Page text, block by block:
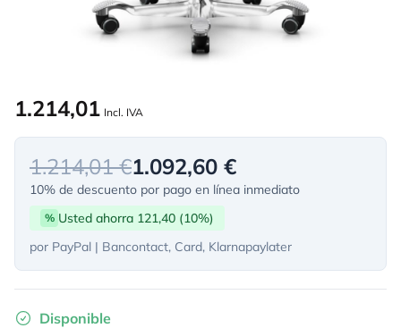
1.214,01 Incl. IVA
1.214,01 €1.092,60 €
10% de descuento por pago en línea inmediato
% Usted ahorra 121,40 (10%)
por PayPal | Bancontact, Card, Klarnapaylater
Disponible